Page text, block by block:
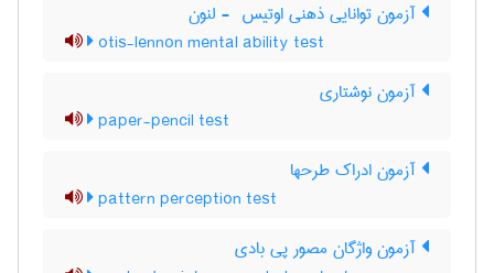
آزمون توانایی ذهنی اوتیس ‎ - لنون
otis-lennon mental ability test
آزمون نوشتاری
paper-pencil test
آزمون ادراک طرحها
pattern perception test
آزمون واژگان مصور پی بادی